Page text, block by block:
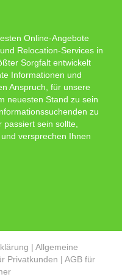
Online-Angebote
Relocation-Services in
Sorgfalt entwickelt
Informationen und
Anspruch, für unsere
neuesten Stand zu sein
zu
passiert sein sollte,
versprechen Ihnen
| Allgemeine
Privatkunden | AGB für